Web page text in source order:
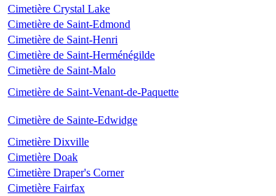
Cimetière Crystal Lake
Cimetière de Saint-Edmond
Cimetière de Saint-Henri
Cimetière de Saint-Herménégilde
Cimetière de Saint-Malo
Cimetière de Saint-Venant-de-Paquette
Cimetière de Sainte-Edwidge
Cimetière Dixville
Cimetière Doak
Cimetière Draper's Corner
Cimetière Fairfax